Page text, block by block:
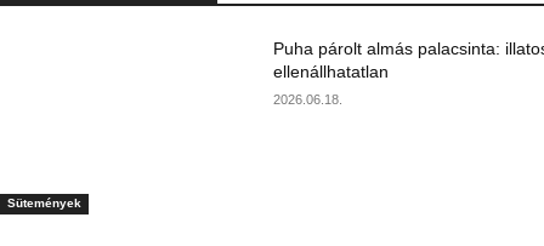
Sütemények
Puha párolt almás palacsinta:
ellenállhatatlan
2026.06.18.